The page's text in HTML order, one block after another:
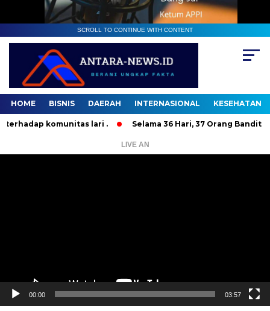
SCROLL TO CONTINUE WITH CONTENT
HOME BISNIS DAERAH INTERNASIONAL KESEHATAN
komunitas lari . Selama 36 Hari, 37 Orang Bandit Jalanan
LIVE AN
00:00 03:57